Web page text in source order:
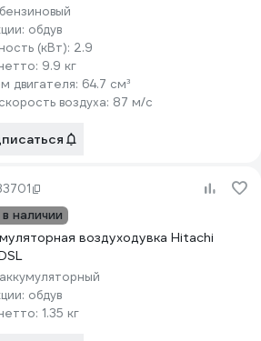
бензиновый
обдув
(кВт): 2.9
9.9 кг
двигателя: 64.7 см³
воздуха: 87 м/с
наличии
воздуходувка Hitachi
аккумуляторный
обдув
1.35 кг